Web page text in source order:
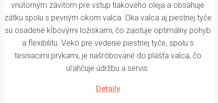
vnútorným závitom pre vstup tlakového oleja a obsahuje
zátku spolu s pevným okom valca. Oka valca aj piestnej tyče
sú osadené kĺbovými ložiskami, čo zaisťuje optimálny pohyb
a flexibilitu. Veko pre vedenie piestnej tyče, spolu s
tesniacimi prvkami, je našróbované do plášťa valca, čo
uľahčuje údržbu a servis.
Detaily